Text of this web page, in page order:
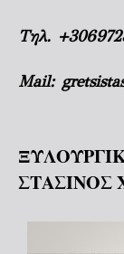
Τηλ.
Mail: